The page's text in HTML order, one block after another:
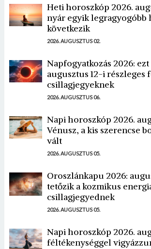
Heti horoszkóp 2026.
nyár egyik legragyogóbb
következik
2026. AUGUSZTUS 02.
Napfogyatkozás 2026:
augusztus 12-i részleges
csillagjegyeknek
2026. AUGUSZTUS 06.
Napi horoszkóp 2026.
Vénusz, a kis szerencse
vált
2026. AUGUSZTUS 05.
Oroszlánkapu 2026:
tetőzik a kozmikus
csillagjegyednek
2026. AUGUSZTUS 05.
Napi horoszkóp 2026.
féltékenységgel